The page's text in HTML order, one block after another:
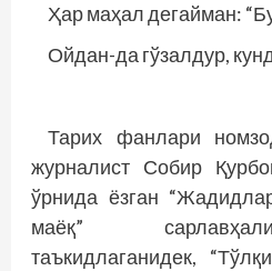
Ҳар маҳал дегайман:
Ойдан-да гўзалдур,
Тарих фанлари
журналист Собир
ўрнида ёзган
маёқ”
таъкидлаганидек,